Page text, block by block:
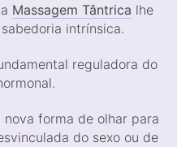
Massagem Tântrica lhe
intrínsica.
reguladora do
forma de olhar para
do sexo ou de